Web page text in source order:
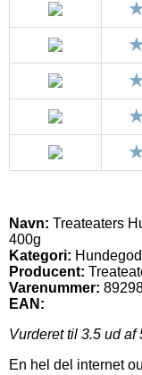
Navn: Treateaters
400g
Kategori:
Producent:
Varenummer:
EAN:
Vurderet til 3.5 ud af
En hel del internet